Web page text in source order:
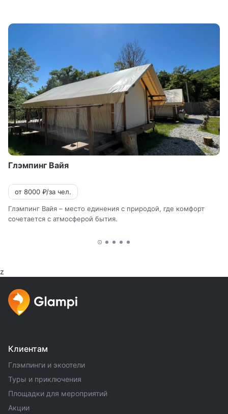
Глэмпинг Вайя
от 8000 ₽/за чел.
Глэмпинг Вайя – место единения с природой, где комфорт
сочетается с атмосферой бытия.
z
Клиентам
Глэмпинги и экоотели
Туры и приключения
Площадки для мероприятий
Акции